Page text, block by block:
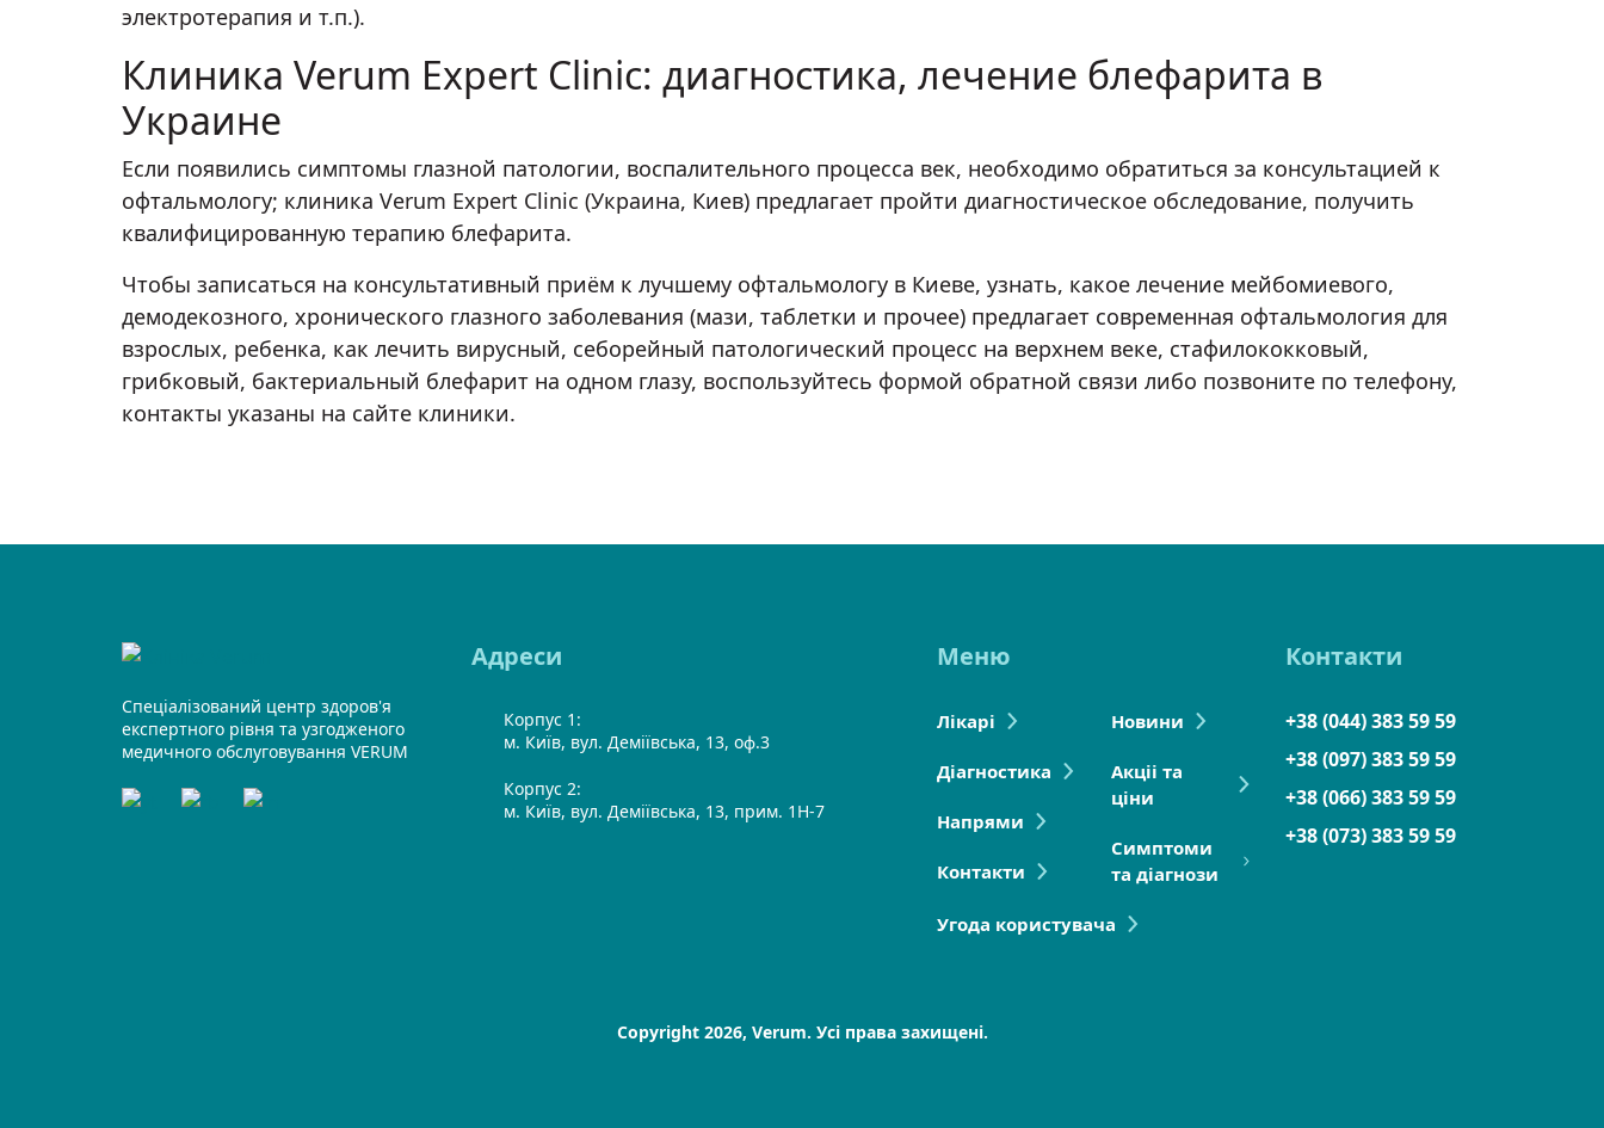
электротерапия и т.п.).
Клиника Verum Expert Clinic: диагностика, лечение блефарита в
Украине
Если появились симптомы глазной патологии, воспалительного процесса век, необходимо обратиться за консультацией к
офтальмологу; клиника Verum Expert Clinic (Украина, Киев) предлагает пройти диагностическое обследование, получить
квалифицированную терапию блефарита.
Чтобы записаться на консультативный приём к лучшему офтальмологу в Киеве, узнать, какое лечение мейбомиевого,
демодекозного, хронического глазного заболевания (мази, таблетки и прочее) предлагает современная офтальмология для
взрослых, ребенка, как лечить вирусный, себорейный патологический процесс на верхнем веке, стафилококковый,
грибковый, бактериальный блефарит на одном глазу, воспользуйтесь формой обратной связи либо позвоните по телефону,
контакты указаны на сайте клиники.
Спеціалізований центр здоров'я
експертного рівня та узгодженого
медичного обслуговування VERUM
Адреси
Корпус 1:
м. Київ, вул. Деміївська, 13, оф.3
Корпус 2:
м. Київ, вул. Деміївська, 13, прим. 1Н-7
Меню
Лікарі
Діагностика
Напрями
Контакти
Новини
Акціі та
ціни
Симптоми
та діагнози
Угода користувача
Контакти
+38 (044) 383 59 59
+38 (097) 383 59 59
+38 (066) 383 59 59
+38 (073) 383 59 59
Copyright 2026, Verum. Усі права захищені.